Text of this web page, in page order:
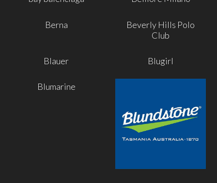
Berna
Beverly Hills Polo
Club
Blauer Blugirl
Blumarine